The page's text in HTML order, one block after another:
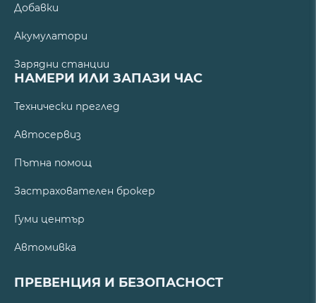
Добавки
Акумулатори
Зарядни станции
НАМЕРИ ИЛИ ЗАПАЗИ ЧАС
Технически преглед
Автосервиз
Пътна помощ
Застрахователен брокер
Гуми център
Автомивка
ПРЕВЕНЦИЯ И БЕЗОПАСНОСТ